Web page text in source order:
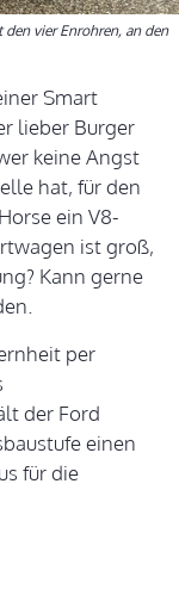
vier Enrohren, an den
Smart
lieber Burger
keine Angst
hat, für den
ein V8-
ist groß,
Kann gerne
per
der Ford
einen
für die